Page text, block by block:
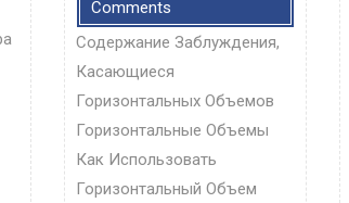
Comments
Содержание Заблуждения,
Касающиеся
Горизонтальных Объемов
Горизонтальные Объемы
Как Использовать
Горизонтальный Объем